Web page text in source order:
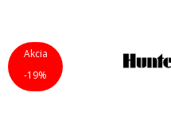
Akcia
-19%